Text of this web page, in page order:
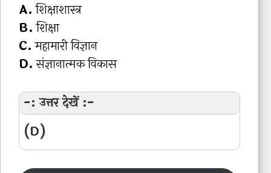
A.शिक्षाशास्त्र
B.शिक्षा
C.महामारी विज्ञान
D.संज्ञानात्मक विकास
-: उत्तर देखें :-
(D)